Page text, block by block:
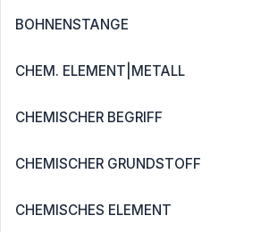
BOHNENSTANGE
CHEM. ELEMENT|METALL
CHEMISCHER BEGRIFF
CHEMISCHER GRUNDSTOFF
CHEMISCHES ELEMENT